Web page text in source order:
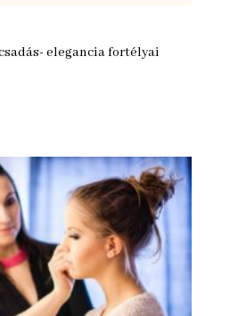
elegancia fortélyai